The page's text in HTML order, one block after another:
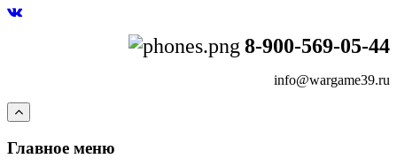
8-900-569-05-44
info@wargame39.ru
Главное меню